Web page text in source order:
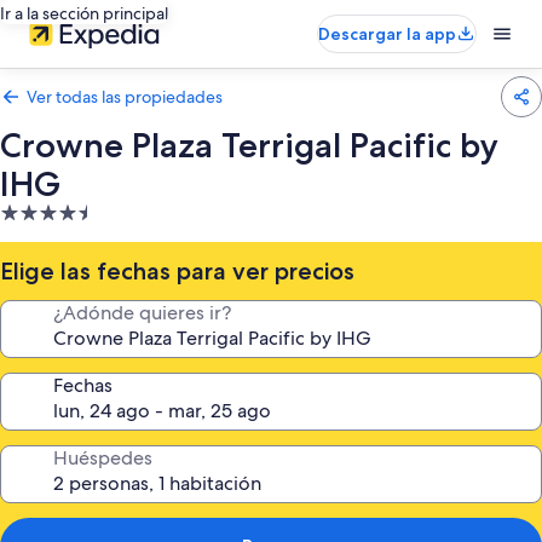
Ir a la sección principal
Descargar la app
Ver todas las propiedades
Crowne Plaza Terrigal Pacific by
IHG
Propiedad
de
4.5
estrellas
Elige las fechas para ver precios
¿Adónde quieres ir?
Fechas
Huéspedes